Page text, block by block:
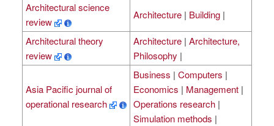
Architectural science
review
Architecture | Building |
Architectural theory
review
Architecture | Architecture,
Philosophy |
Asia Pacific journal of
operational research
Business | Computers |
Economics | Management |
Operations research |
Simulation methods |